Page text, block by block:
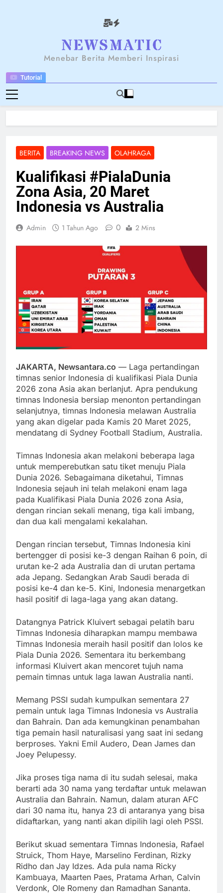
Tutorial
NEWSANTARA
Menebar Berita Memberi Inspirasi
BERITA BREAKING NEWS OLAHRAGA
Kualifikasi #PialaDunia
Zona Asia, 20 Maret
Indonesia vs Australia
Admin 1 Tahun Ago 0 2 Mins
JAKARTA, Newsantara.co — Laga pertandingan
timnas senior Indonesia di kualifikasi Piala Dunia
2026 zona Asia akan berlanjut. Apra pendukung
timnas Indonesia bersiap menonton pertandingan
selanjutnya, timnas Indonesia melawan Australia
yang akan digelar pada Kamis 20 Maret 2025,
mendatang di Sydney Football Stadium, Australia.
Timnas Indonesia akan melakoni beberapa laga
untuk memperebutkan satu tiket menuju Piala
Dunia 2026. Sebagaimana diketahui, Timnas
Indonesia sejauh ini telah melakoni enam laga
pada Kualifikasi Piala Dunia 2026 zona Asia,
dengan rincian sekali menang, tiga kali imbang,
dan dua kali mengalami kekalahan.
Dengan rincian tersebut, Timnas Indonesia kini
bertengger di posisi ke-3 dengan Raihan 6 poin, di
urutan ke-2 ada Australia dan di urutan pertama
ada Jepang. Sedangkan Arab Saudi berada di
posisi ke-4 dan ke-5. Kini, Indonesia menargetkan
hasil positif di laga-laga yang akan datang.
Datangnya Patrick Kluivert sebagai pelatih baru
Timnas Indonesia diharapkan mampu membawa
Timnas Indonesia meraih hasil positif dan lolos ke
Piala Dunia 2026. Sementara itu berkembang
informasi Kluivert akan mencoret tujuh nama
pemain timnas untuk laga lawan Australia nanti.
Memang PSSI sudah kumpulkan sementara 27
pemain untuk laga Timnas Indonesia vs Australia
dan Bahrain. Dan ada kemungkinan penambahan
tiga pemain hasil naturalisasi yang saat ini sedang
berproses. Yakni Emil Audero, Dean James dan
Joey Pelupessy.
Jika proses tiga nama di itu sudah selesai, maka
berarti ada 30 nama yang terdaftar untuk melawan
Australia dan Bahrain. Namun, dalam aturan AFC
dari 30 nama itu, hanya 23 di antaranya yang bisa
didaftarkan, yang nanti akan dipilih lagi oleh PSSI.
Berikut skuad sementara Timnas Indonesia, Rafael
Struick, Thom Haye, Marselino Ferdinan, Rizky
Ridho dan Jay Idzes. Ada pula nama Ricky
Kambuaya, Maarten Paes, Pratama Arhan, Calvin
Verdonk, Ole Romeny dan Ramadhan Sananta.